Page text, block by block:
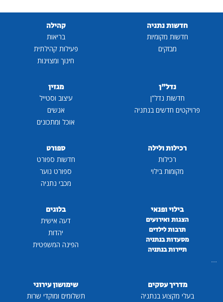
חדשות נתניה
חדשות מקומיות
מבזקים
קהילה
בריאות
פעילות קהילתית
חינוך ומצוינות
נדל"ן
חדשות נדל"ן
פרויקטים חדשים בנתניה
מגזין
עיצוב וסטייל
אנשים
אוכל ומתכונים
רכילות ולילה
רכילות
מקומות בילוי
ספורט
חדשות ספורט
ספורט נוער
מכבי נתניה
בילוי ופנאי
הצגות ואירועים
תרבות לילדים
מסעדות בנתניה
תיירות בנתניה
בלוגים
דעה אישית
יהדות
הפינה המשפטית
מדריך עסקים
בעלי מקצוע בנתניה
שימושון עירוני
תשלומים ומוקדי שרות